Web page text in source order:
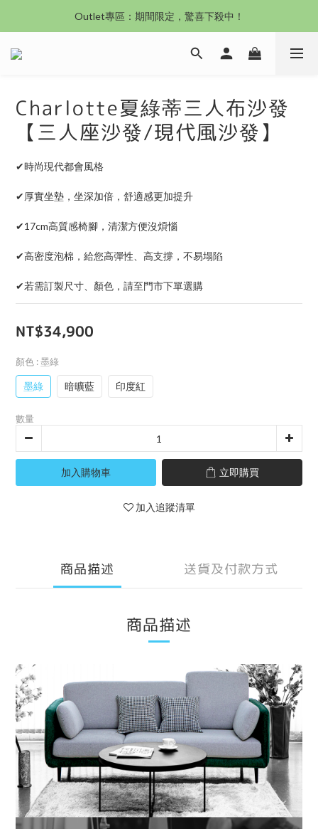
沙發新登場｜想躺就躺，頭等艙到商務艙一次擁有
Outlet專區：期間限定，驚喜下殺中！
沙發新登場｜想躺就躺，頭等艙到商務艙一次擁有
Charlotte夏綠蒂三人布沙發
【三人座沙發/現代風沙發】
✔時尚現代都會風格
✔厚實坐墊，坐深加倍，舒適感更加提升
✔17cm高質感椅腳，清潔方便沒煩惱
✔高密度泡棉，給您高彈性、高支撐，不易塌陷
✔若需訂製尺寸、顏色，請至門市下單選購
NT$34,900
顏色 : 墨綠
墨綠 暗曠藍 印度紅
數量
加入購物車 立即購買
加入追蹤清單
商品描述 送貨及付款方式
商品描述